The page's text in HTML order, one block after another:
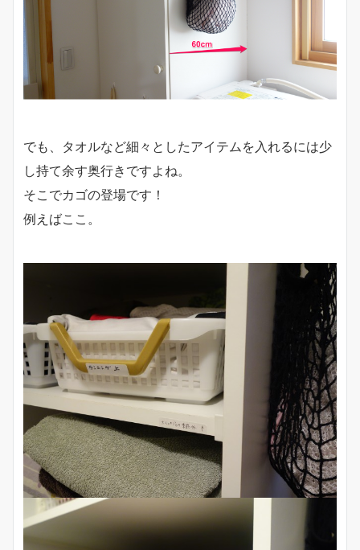
でも、タオルなど細々としたアイテムを入れるには少
し持て余す奥行きですよね。
そこでカゴの登場です！
例えばここ。